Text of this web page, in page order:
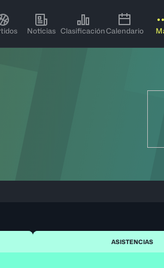
Noticias ClasificaciónCalendario
ASISTENCIAS